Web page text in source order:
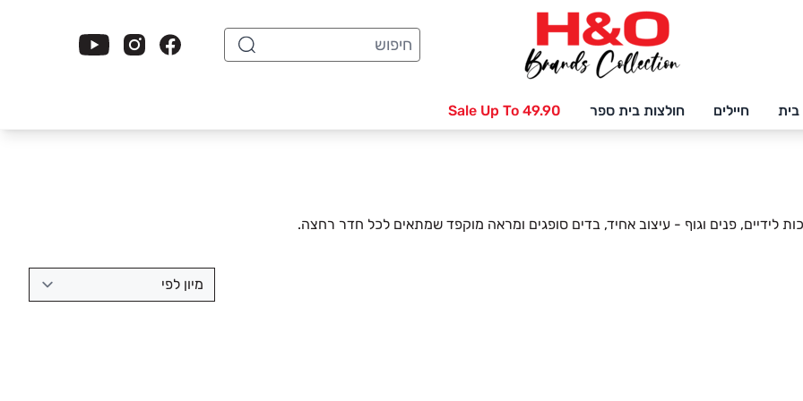
חיפוש
בית חיילים חולצות בית ספר
Sale Up To 49.90
לידיים, פנים וגוף - עיצוב אחיד, בדים סופגים ומראה מוקפד שמתאים לכל חדר רחצה.
מיון לפי